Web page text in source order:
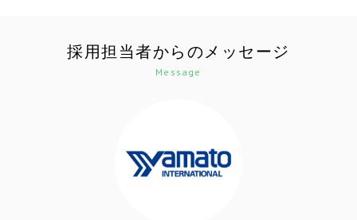
採用担当者からのメッセージ
Message